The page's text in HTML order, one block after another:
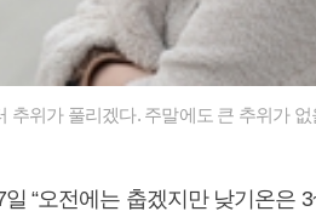
추위가 풀리겠다. 주말에도 큰 추위가
“오전에는 춥겠지만 낮기온은